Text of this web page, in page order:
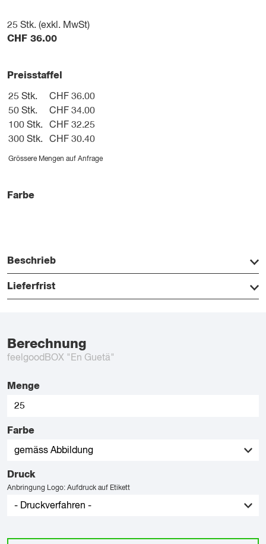
25 Stk. (exkl. MwSt)
CHF 36.00
Preisstaffel
25 Stk.
CHF 36.00
50 Stk.
CHF 34.00
100 Stk.
CHF 32.25
300 Stk.
CHF 30.40
Grössere Mengen auf Anfrage
Farbe
Beschrieb
Lieferfrist
Berechnung
feelgoodBOX "En Guetä"
Menge
Farbe
Druck
Anbringung Logo: Aufdruck auf Etikett